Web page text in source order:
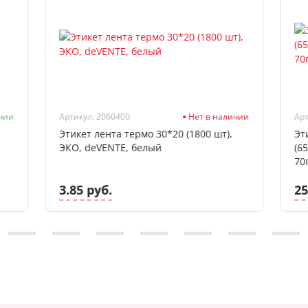
Артикул: 2060400 Нет в наличии
Этикет лента термо 30*20 (1800 шт),
ЭКО, deVENTE, белый
3.85 руб.